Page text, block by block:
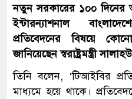
নতুন সরকারের ১০০ দিনের
ইন্টারন্যাশনাল
প্রতিবেদনের বিষয়ে
জানিয়েছেন স্বরাষ্ট্রমন্ত্রী
তিনি বলেন, ‘টিআইবির
মাধ্যমে হয়ে থাকে।